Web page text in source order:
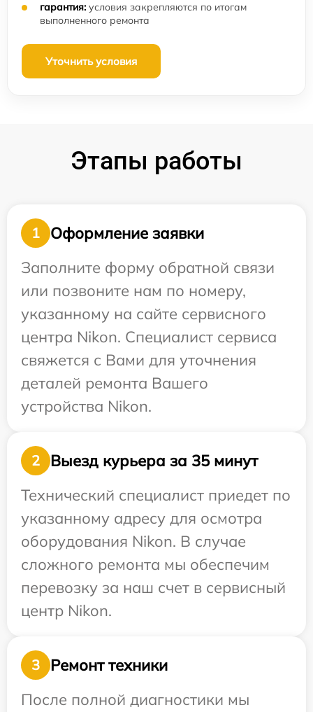
гарантия: условия закрепляются по итогам
выполненного ремонта
Уточнить условия
Этапы работы
1
Оформление заявки
Заполните форму обратной связи
или позвоните нам по номеру,
указанному на сайте сервисного
центра Nikon. Специалист сервиса
свяжется с Вами для уточнения
деталей ремонта Вашего
устройства Nikon.
2
Выезд курьера за 35 минут
Технический специалист приедет по
указанному адресу для осмотра
оборудования Nikon. В случае
сложного ремонта мы обеспечим
перевозку за наш счет в сервисный
центр Nikon.
3
Ремонт техники
После полной диагностики мы